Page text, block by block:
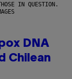
IN QUESTION.
DNA
Chilean